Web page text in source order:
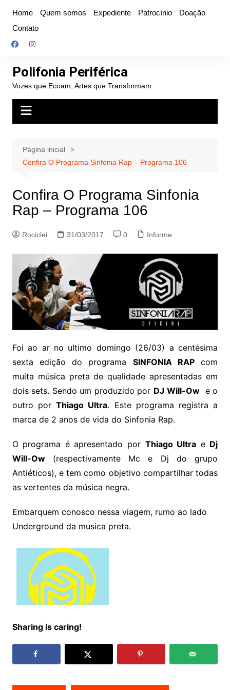
conteúdo
Home Quem somos Expediente Patrocínio
Doação
Contato
Polifonia Periférica
Vozes que Ecoam, Artes que Transformam
Página inicial
Confira O Programa Sinfonia Rap – Programa 106
Confira O Programa Sinfonia
Rap – Programa 106
Rociclei 31/03/2017 0 Informe
Foi ao ar no ultimo domingo (26/03) a centésima
sexta edição do programa SINFONIA RAPcom
muita música preta de qualidade apresentadas em
dois sets. Sendo um produzido por DJ Will-Owe o
outro porThiago Ultra. Este programa registra a
marca de 2 anos de vida do Sinfonia Rap.
O programa é apresentado por Thiago Ultra e Dj
Will-Ow(respectivamente Mc e Dj do grupo
Antiéticos), e tem como objetivo compartilhar todas
as vertentes da música negra.
Embarquem conosco nessa viagem, rumo ao lado
Underground da musica preta.
Sharing is caring!